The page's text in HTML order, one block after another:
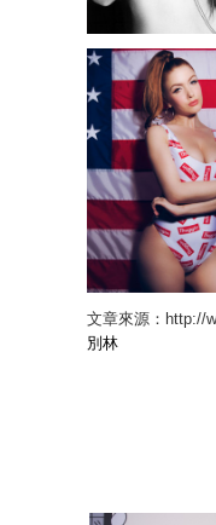
文章來源：http://
別林